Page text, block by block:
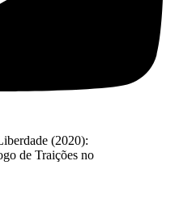
(2020):
de Traições no